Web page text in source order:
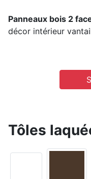
Panneaux bois 2
décor intérieur
Tôles